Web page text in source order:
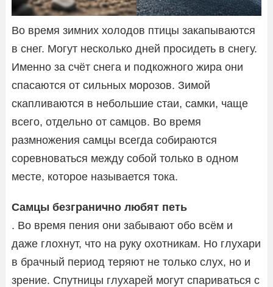
Во время зимних холодов птицы закапываются
в снег. Могут несколько дней просидеть в снегу.
Именно за счёт снега и подкожного жира они
спасаются от сильных морозов. Зимой
скапливаются в небольшие стаи, самки, чаще
всего, отдельно от самцов. Во время
размножения самцы всегда собираются
соревноваться между собой только в одном
месте, которое называется тока.
Самцы безгранично любят петь
. Во время пения они забывают обо всём и
даже глохнут, что на руку охотникам. Но глухари
в брачный период теряют не только слух, но и
зрение. Спутницы глухарей могут спариваться с